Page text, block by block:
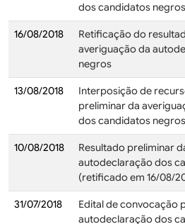
dos candidatos negros
16/08/2018
Retificação do
averiguação da
negros
13/08/2018
Interposição de
preliminar da
dos candidatos negros
10/08/2018
Resultado preliminar
autodeclaração dos
(retificado em 16/08/
31/07/2018
Edital de convocação
autodeclaração dos